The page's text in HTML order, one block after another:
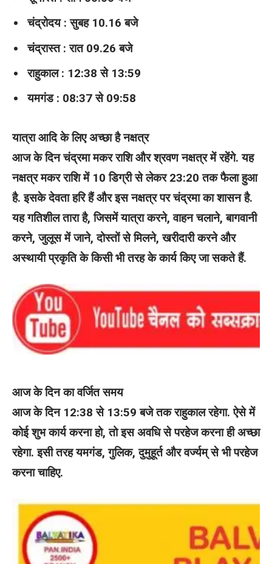
चंद्रोदय : सुबह 10.16 बजे
चंद्रास्त : रात 09.26 बजे
राहुकाल : 12:38 से 13:59
यमगंड : 08:37 से 09:58
यात्रा आदि के लिए अच्छा है नक्षत्र
आज के दिन चंद्रमा मकर राशि और श्रवण नक्षत्र में रहेंगे. यह
नक्षत्र मकर राशि में 10 डिग्री से लेकर 23:20 तक फैला हुआ
है. इसके देवता हरि हैं और इस नक्षत्र पर चंद्रमा का शासन है.
यह गतिशील तारा है, जिसमें यात्रा करने, वाहन चलाने, बागवानी
करने, जुलूस में जाने, दोस्तों से मिलने, खरीदारी करने और
अस्थायी प्रकृति के किसी भी तरह के कार्य किए जा सकते हैं.
आज के दिन का वर्जित समय
आज के दिन 12:38 से 13:59 बजे तक राहुकाल रहेगा. ऐसे में
कोई शुभ कार्य करना हो, तो इस अवधि से परहेज करना ही अच्छा
रहेगा. इसी तरह यमगंड, गुलिक, दुमुहूर्त और वर्ज्यम् से भी परहेज
करना चाहिए.